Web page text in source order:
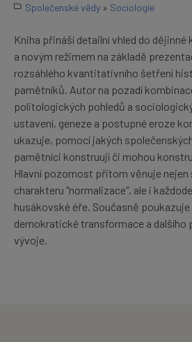
Společenské vědy » Sociologie
Kniha přináší detailní vhled do
a novým režimem na základě
rozsáhlého kvantitativního šetření
pamětníků. Autor na pozadí
politologických pohledů a
ustavení, geneze a postupné eroze
ukazuje, pomocí jakých
pamětníci konstruují či mohou
Hlavní pozornost přitom věnuje
charakteru "normalizace", ale i
husákovské éře. Současně
demokratické transformace a dalšího
vývoje.